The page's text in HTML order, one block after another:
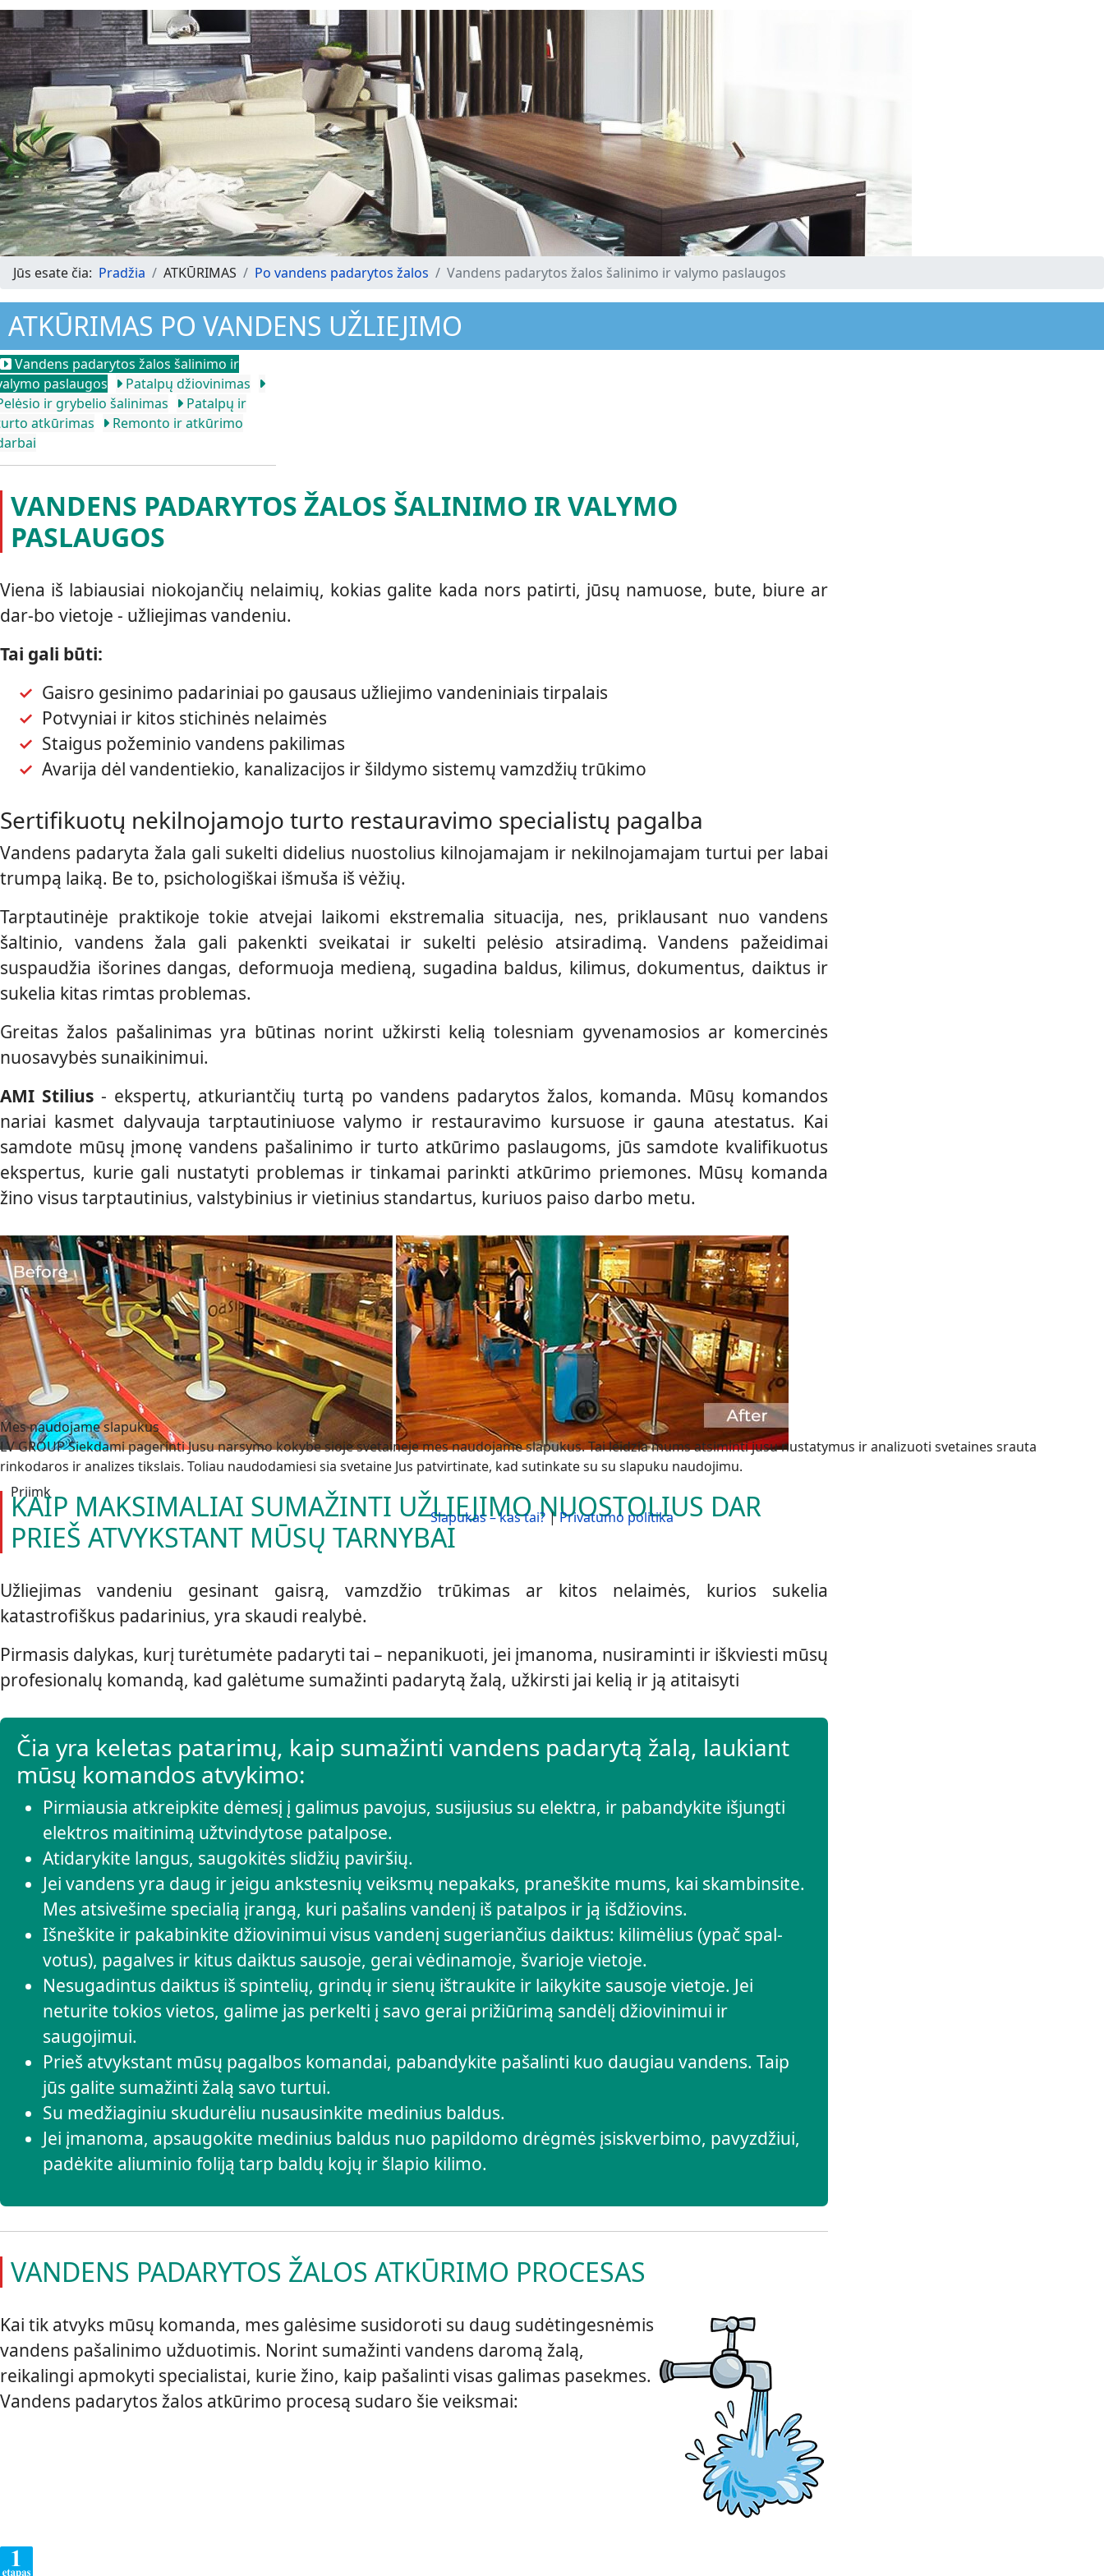
Jūs esate čia: Pradžia ATKŪRIMAS Po vandens padarytos žalos Vandens padarytos žalos šalinimo ir valymo paslaugos
ATKŪRIMAS PO VANDENS UŽLIEJIMO
Vandens padarytos žalos šalinimo ir
paslaugos
Patalpų džiovinimas
ir grybelio šalinimas
Patalpų ir
atkūrimas
Remonto ir atkūrimo
VANDENS PADARYTOS ŽALOS ŠALINIMO IR VALYMO
PASLAUGOS
Viena iš labiausiai niokojančių nelaimių, kokias galite kada nors patirti, jūsų namuose, bute, biure ar
dar-bo vietoje - užliejimas vandeniu.
Tai gali būti:
Gaisro gesinimo padariniai po gausaus užliejimo vandeniniais tirpalais
Potvyniai ir kitos stichinės nelaimės
Staigus požeminio vandens pakilimas
Avarija dėl vandentiekio, kanalizacijos ir šildymo sistemų vamzdžių trūkimo
Sertifikuotų nekilnojamojo turto restauravimo specialistų pagalba
Vandens padaryta žala gali sukelti didelius nuostolius kilnojamajam ir nekilnojamajam turtui per labai
trumpą laiką. Be to, psichologiškai išmuša iš vėžių.
Tarptautinėje praktikoje tokie atvejai laikomi ekstremalia situacija, nes, priklausant nuo vandens
šaltinio, vandens žala gali pakenkti sveikatai ir sukelti pelėsio atsiradimą. Vandens pažeidimai
suspaudžia išorines dangas, deformuoja medieną, sugadina baldus, kilimus, dokumentus, daiktus ir
sukelia kitas rimtas problemas.
Greitas žalos pašalinimas yra būtinas norint užkirsti kelią tolesniam gyvenamosios ar komercinės
nuosavybės sunaikinimui.
AMI Stilius- ekspertų, atkuriantčių turtą po vandens padarytos žalos, komanda. Mūsų komandos
nariai kasmet dalyvauja tarptautiniuose valymo ir restauravimo kursuose ir gauna atestatus. Kai
samdote mūsų įmonę vandens pašalinimo ir turto atkūrimo paslaugoms, jūs samdote kvalifikuotus
ekspertus, kurie gali nustatyti problemas ir tinkamai parinkti atkūrimo priemones. Mūsų komanda
žino visus tarptautinius, valstybinius ir vietinius standartus, kuriuos paiso darbo metu.
KAIP MAKSIMALIAI SUMAŽINTI UŽLIEJIMO NUOSTOLIUS DAR
PRIEŠ ATVYKSTANT MŪSŲ TARNYBAI
Užliejimas vandeniu gesinant gaisrą, vamzdžio trūkimas ar kitos nelaimės, kurios sukelia
katastrofiškus padarinius, yra skaudi realybė.
Pirmasis dalykas, kurį turėtumėte padaryti tai – nepanikuoti, jei įmanoma, nusiraminti ir iškviesti mūsų
profesionalų komandą, kad galėtume sumažinti padarytą žalą, užkirsti jai kelią ir ją atitaisyti
Čia yra keletas patarimų, kaip sumažinti vandens padarytą žalą, laukiant
mūsų komandos atvykimo:
Pirmiausia atkreipkite dėmesį į galimus pavojus, susijusius su elektra, ir pabandykite išjungti
elektros maitinimą užtvindytose patalpose.
Atidarykite langus, saugokitės slidžių paviršių.
Jei vandens yra daug ir jeigu ankstesnių veiksmų nepakaks, praneškite mums, kai skambinsite.
Mes atsivešime specialią įrangą, kuri pašalins vandenį iš patalpos ir ją išdžiovins.
Išneškite ir pakabinkite džiovinimui visus vandenį sugeriančius daiktus: kilimėlius (ypač spal-
votus), pagalves ir kitus daiktus sausoje, gerai vėdinamoje, švarioje vietoje.
Nesugadintus daiktus iš spintelių, grindų ir sienų ištraukite ir laikykite sausoje vietoje. Jei
neturite tokios vietos, galime jas perkelti į savo gerai prižiūrimą sandėlį džiovinimui ir
saugojimui.
Prieš atvykstant mūsų pagalbos komandai, pabandykite pašalinti kuo daugiau vandens. Taip
jūs galite sumažinti žalą savo turtui.
Su medžiaginiu skudurėliu nusausinkite medinius baldus.
Jei įmanoma, apsaugokite medinius baldus nuo papildomo drėgmės įsiskverbimo, pavyzdžiui,
padėkite aliuminio foliją tarp baldų kojų ir šlapio kilimo.
VANDENS PADARYTOS ŽALOS ATKŪRIMO PROCESAS
Kai tik atvyks mūsų komanda, mes galėsime susidoroti su daug sudėtingesnėmis
vandens pašalinimo užduotimis. Norint sumažinti vandens daromą žalą,
reikalingi apmokyti specialistai, kurie žino, kaip pašalinti visas galimas pasekmes.
Vandens padarytos žalos atkūrimo procesą sudaro šie veiksmai:
Mes naudojame slapukus
LV GROUP Siekdami pagerinti Jusu narsymo kokybe sioje svetaineje mes naudojame slapukus. Tai leidzia mums atsiminti jusu nustatymus ir analizuoti svetaines srauta
rinkodaros ir analizes tikslais. Toliau naudodamiesi sia svetaine Jus patvirtinate, kad sutinkate su su slapuku naudojimu.
Priimk
Slapukas – kas tai? |Privatumo politika